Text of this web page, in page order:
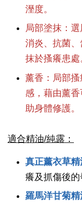
溼度。
局部塗抹：
消炎、抗菌
抹於搔癢患處
薰香：局部
感，藉由薰
助身體修護。
適合精油/純露：
真正薰衣草精
癢及抓傷後的
羅馬洋甘菊精